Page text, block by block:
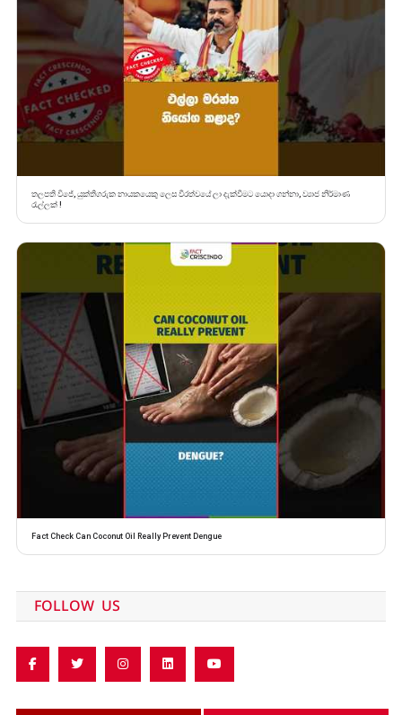
තලපති විජේ, යුක්තිගරුක නායකයෙකු ලෙස වීරත්වයේ ලා දැක්වීමට යොදා ගන්නා, ව්‍යාජ නිර්මාණ
රැල්ලක් !
Fact Check Can Coconut Oil Really Prevent Dengue
FOLLOW US